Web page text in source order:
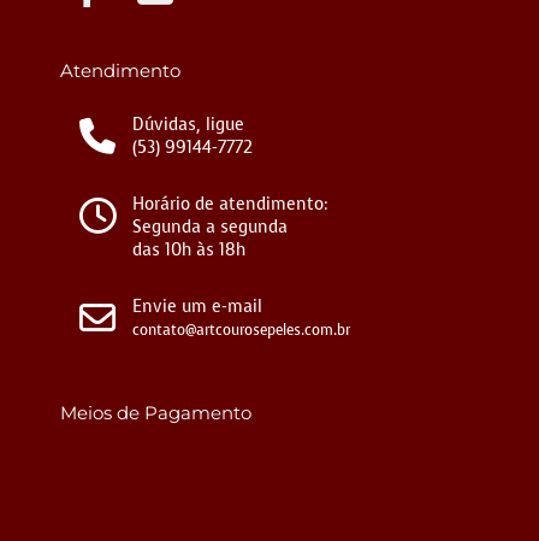
Atendimento
Dúvidas, ligue
(53) 99144-7772
Horário de atendimento:
Segunda a segunda
das 10h às 18h
Envie um e-mail
contato@artcourosepeles.com.br
Meios de Pagamento